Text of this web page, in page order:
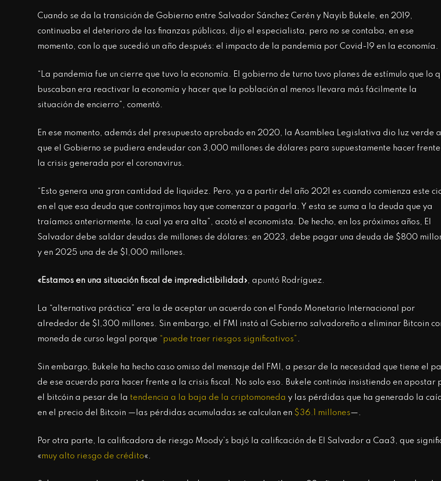
Cuando se da la transición de Gobierno entre Salvador Sánchez Cerén y Nayib Bukele, en 2019,
continuaba el deterioro de las finanzas públicas, dijo el especialista, pero no se contaba, en ese
momento, con lo que sucedió un año después: el impacto de la pandemia por Covid-19 en la economía.
“La pandemia fue un cierre que tuvo la economía. El gobierno de turno tuvo planes de estímulo que lo
buscaban era reactivar la economía y hacer que la población al menos llevara más fácilmente la
situación de encierro”, comentó.
En ese momento, además del presupuesto aprobado en 2020, la Asamblea Legislativa dio luz verde a
que el Gobierno se pudiera endeudar con 3,000 millones de dólares para supuestamente hacer frente
la crisis generada por el coronavirus.
“Esto genera una gran cantidad de liquidez. Pero, ya a partir del año 2021 es cuando comienza este
en el que esa deuda que contrajimos hay que comenzar a pagarla. Y esta se suma a la deuda que ya
traíamos anteriormente, la cual ya era alta”, acotó el economista. De hecho, en los próximos años, El
Salvador debe saldar deudas de millones de dólares: en 2023, debe pagar una deuda de $800
y en 2025 una de de $1,000 millones.
«Estamos en una situación fiscal de impredictibilidad», apuntó Rodríguez.
La “alternativa práctica” era la de aceptar un acuerdo con el Fondo Monetario Internacional por
alrededor de $1,300 millones. Sin embargo, el FMI instó al Gobierno salvadoreño a eliminar Bitcoin
moneda de curso legal porque “puede traer riesgos significativos” .
Sin embargo, Bukele ha hecho caso omiso del mensaje del FMI, a pesar de la necesidad que tiene el
de ese acuerdo para hacer frente a la crisis fiscal. No solo eso. Bukele continúa insistiendo en apostar
el bitcóin a pesar de la tendencia a la baja de la criptomoneda y las pérdidas que ha generado la
en el precio del Bitcoin —las pérdidas acumuladas se calculan en $36.1 millones—.
Por otra parte, la calificadora de riesgo Moody’s bajó la calificación de El Salvador a Caa3, que
«muy alto riesgo de crédito«.